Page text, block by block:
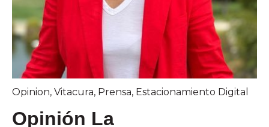
Opinion, Vitacura, Prensa, Estacionamiento Digital
Opinión La